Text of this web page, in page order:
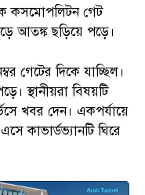
কসমোপলিটন গেট
আতঙ্ক ছড়িয়ে পড়ে।
গেটের দিকে যাচ্ছিল।
স্থানীয়রা বিষয়টি
খবর দেন। একপর্যায়ে
কাভার্ডভ্যানটি ঘিরে